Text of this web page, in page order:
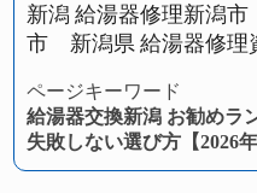
新潟 給湯器修理新潟
市 新潟県 給湯器修
ページキーワード
給湯器交換新潟 お勧めラ
失敗しない選び方【2026